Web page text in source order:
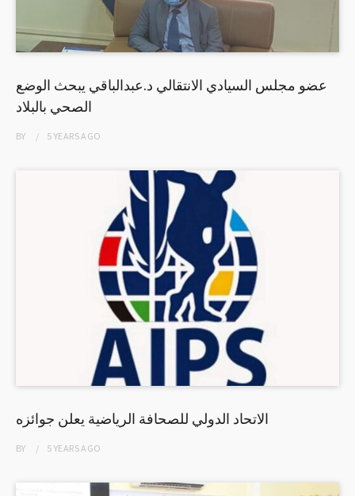
عضو مجلس السيادي الانتقالي د.عبدالباقي يبحث الوضع
الصحي بالبلاد
BY 5 YEARSAGO
الاتحاد الدولي للصحافة الرياضية يعلن جوائزه
BY 5 YEARSAGO